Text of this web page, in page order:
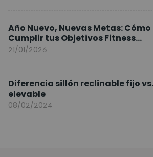
Año Nuevo, Nuevas Metas: Cómo
Cumplir tus Objetivos Fitness
Entrenando en Casa
21/01/2026
Diferencia sillón reclinable fijo
elevable
08/02/2024